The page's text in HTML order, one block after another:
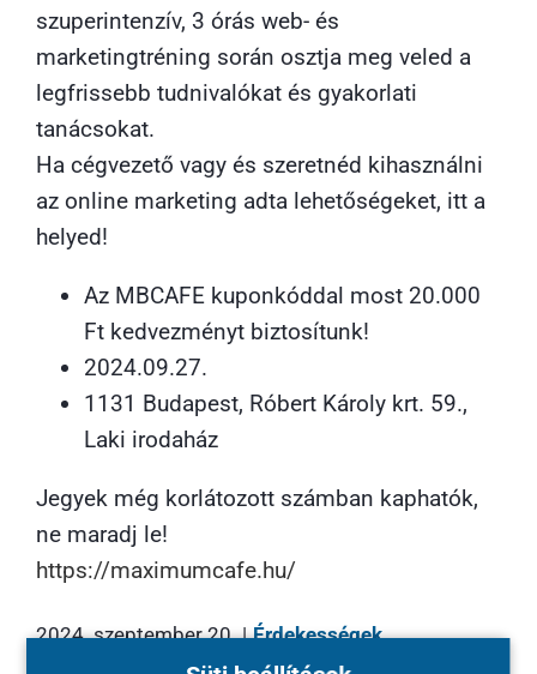
szuperintenzív, 3 órás web- és
marketingtréning során osztja meg veled a
legfrissebb tudnivalókat és gyakorlati
tanácsokat.
Ha cégvezető vagy és szeretnéd kihasználni
az online marketing adta lehetőségeket, itt a
helyed!
Az MBCAFE kuponkóddal most 20.000
Ft kedvezményt biztosítunk!
2024.09.27.
1131 Budapest, Róbert Károly krt. 59.,
Laki irodaház
Jegyek még korlátozott számban kaphatók,
ne maradj le!
https://maximumcafe.hu/
2024. szeptember 20. | Érdekességek